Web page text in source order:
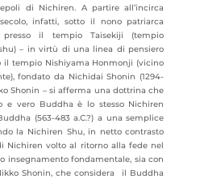
di Nichiren. A partire all’incirca
infatti, sotto il nono patriarca
presso il tempio Taisekiji (tempio
– in virtù di una linea di pensiero
il tempio Nishiyama Honmonji (vicino
fondato da Nichidai Shonin (1294-
Shonin – si afferma una dottrina che
e vero Buddha è lo stesso Nichiren
(563-483 a.C.?) a una semplice
la Nichiren Shu, in netto contrasto
Nichiren volto al ritorno alla fede nel
insegnamento fondamentale, sia con
Shonin, che considera il Buddha